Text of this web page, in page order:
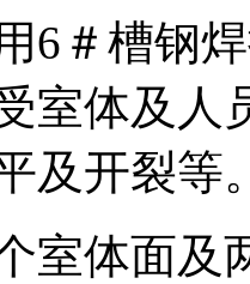
6 ＃槽钢
室体及人
及开裂等
室体面及